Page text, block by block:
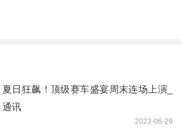
夏日狂飙！顶级赛车盛宴周末连场上演_
通讯
2023-06-29